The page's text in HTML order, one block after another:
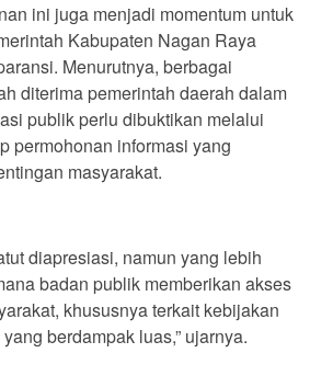
ini juga menjadi momentum untuk
Kabupaten Nagan Raya
Menurutnya, berbagai
diterima pemerintah daerah dalam
publik perlu dibuktikan melalui
permohonan informasi yang
masyarakat.
diapresiasi, namun yang lebih
badan publik memberikan akses
khususnya terkait kebijakan
berdampak luas,” ujarnya.